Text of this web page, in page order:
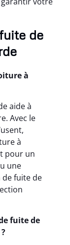
de
à
aide à
Avec le
à
pour un
une
de fuite de
fuite de